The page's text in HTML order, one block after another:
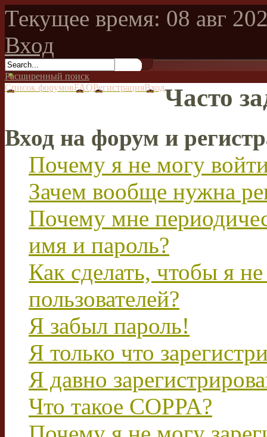
Текущее время: 08 авг
Вход
Расширенный поиск
Список форумовFAQРегистрацияВходЧасто
Вход на форум и
Почему я не могу
Зачем вообще нужна
Почему мне
имя и пароль?
Как сделать, чтобы я
пользователей?
Я забыл пароль!
Я только что
Я давно
Что такое COPPA?